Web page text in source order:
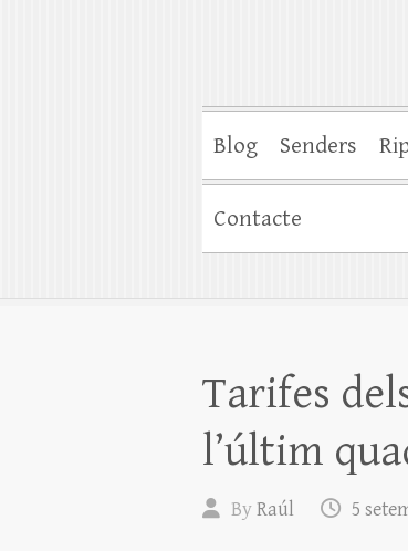
Blog Senders
Contacte
Tarifes
l’últim
ByRaúl 5